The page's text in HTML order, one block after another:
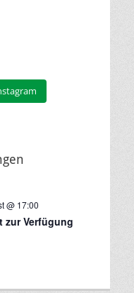
@ 17:00
zur Verfügung